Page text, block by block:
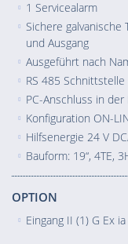
1 Servicealarm
Sichere galvanische
und Ausgang
Ausgeführt nach
RS 485
PC-Anschluss in
Konfiguration ON-
Hilfsenergie 24 V
Bauform: 19“, 4TE,
OPTION
Eingang II (1) G Ex